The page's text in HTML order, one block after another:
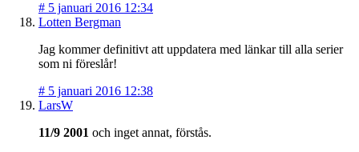
# 5 januari 2016 12:34
Lotten Bergman
Jag kommer definitivt att uppdatera med länkar till alla serier
som ni föreslår!
# 5 januari 2016 12:38
LarsW
11/9 2001 och inget annat, förstås.